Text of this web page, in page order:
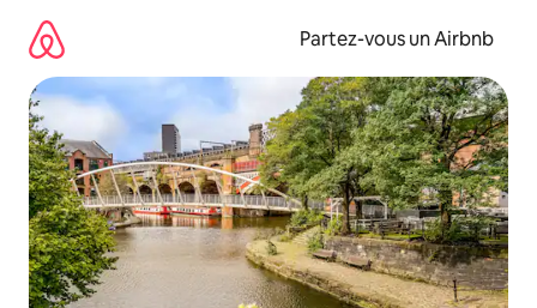
directement
contenu
Partez-vous un Airbnb